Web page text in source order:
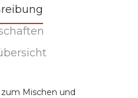
zum Mischen und